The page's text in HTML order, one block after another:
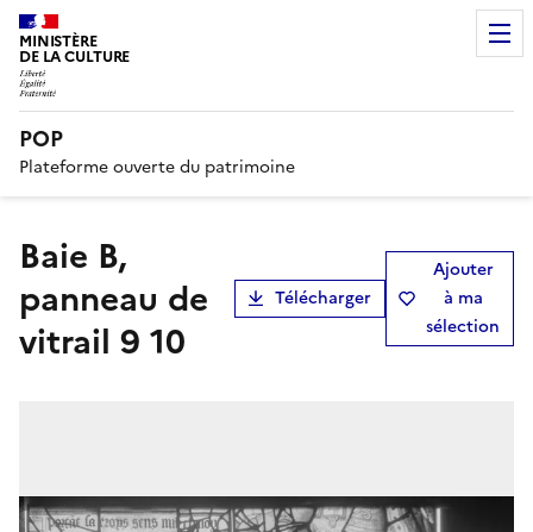
MINISTÈRE
DE LA CULTURE
POP
Plateforme ouverte du patrimoine
Baie B,
panneau de
vitrail 9 10
Télécharger
Ajouter
à ma
sélection